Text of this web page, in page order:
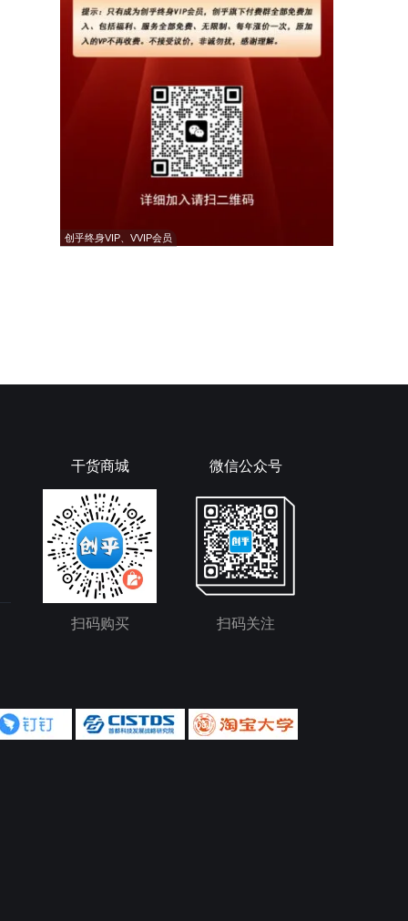
创乎终身VIP、VVIP会员
干货商城
扫码购买
微信公众号
扫码关注